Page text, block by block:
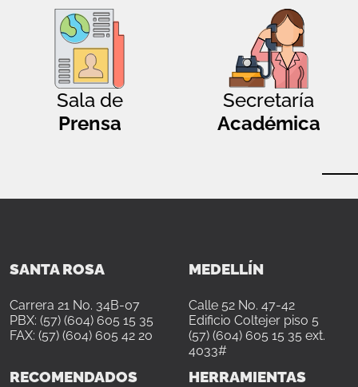
Sala de
Prensa
Secretaría
Académica
SANTA ROSA
Carrera 21 No. 34B-07
PBX: (57) (604) 605 15 35
FAX: (57) (604) 605 42 20
MEDELLÍN
Calle 52 No. 47-42
Edificio Coltejer piso 5
(57) (604) 605 15 35 ext.
4033#
RECOMENDADOS HERRAMIENTAS